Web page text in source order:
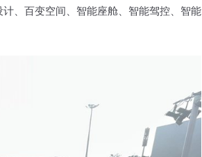
、百变空间、智能座舱、智能驾控、智能